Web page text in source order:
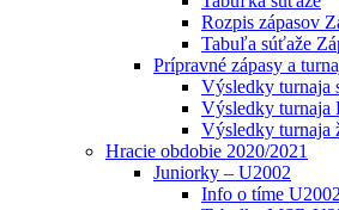
Rozpis zápasov
Tabuľa súťaže
Prípravné zápasy a
Výsledky turnaja
Výsledky turnaja
Výsledky turnaja
Hracie obdobie 2020/2021
Juniorky – U2002
Info o tíme